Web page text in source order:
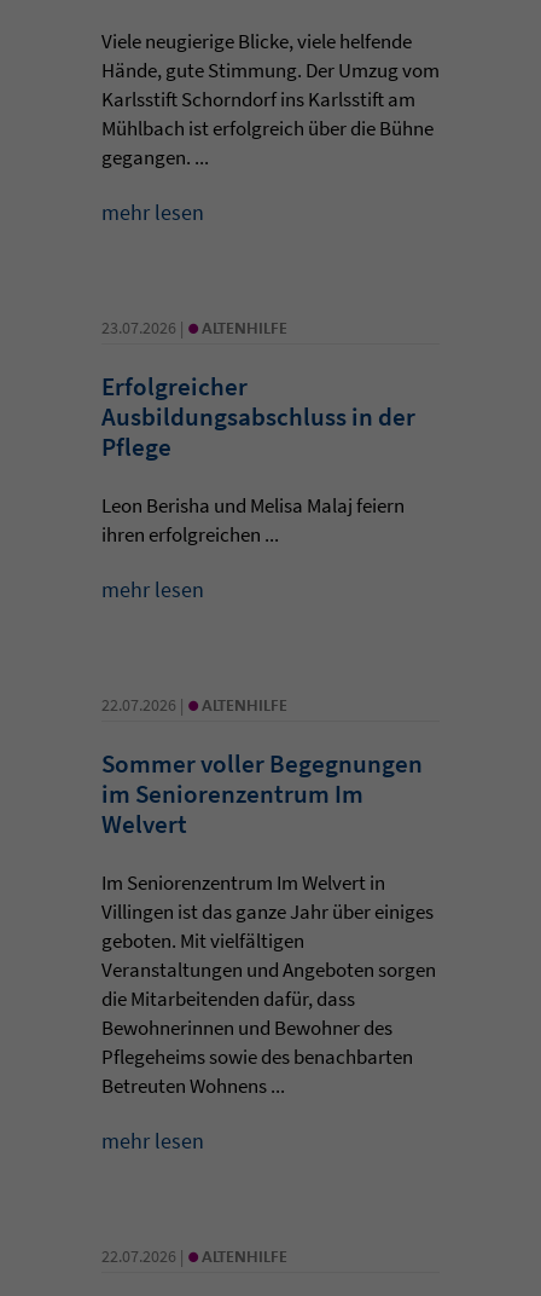
Viele neugierige Blicke, viele helfende
Hände, gute Stimmung. Der Umzug vom
Karlsstift Schorndorf ins Karlsstift am
Mühlbach ist erfolgreich über die Bühne
gegangen. ...
mehr lesen
23.07.2026 | • ALTENHILFE
Erfolgreicher
Ausbildungsabschluss in der
Pflege
Leon Berisha und Melisa Malaj feiern
ihren erfolgreichen ...
mehr lesen
22.07.2026 | • ALTENHILFE
Sommer voller Begegnungen
im Seniorenzentrum Im
Welvert
Im Seniorenzentrum Im Welvert in
Villingen ist das ganze Jahr über einiges
geboten. Mit vielfältigen
Veranstaltungen und Angeboten sorgen
die Mitarbeitenden dafür, dass
Bewohnerinnen und Bewohner des
Pflegeheims sowie des benachbarten
Betreuten Wohnens ...
mehr lesen
22.07.2026 | • ALTENHILFE